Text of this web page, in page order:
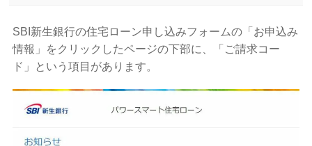
SBI新生銀行の住宅ローン申し込みフォームの「お申込み
情報」をクリックしたページの下部に、「ご請求コー
ド」という項目があります。